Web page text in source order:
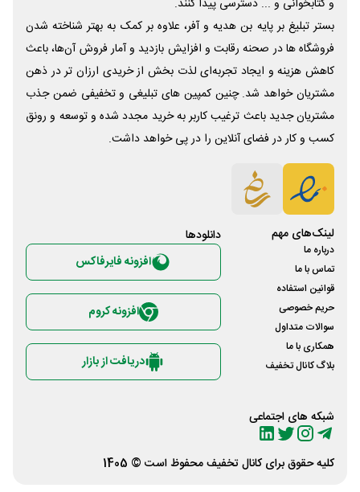
و کتابخوانی و ... دسترسی پیدا کنند.
بستر تبلیغ بر پایه بن هدیه و آفر، علاوه بر کمک به بهتر شناخته شدن
فروشگاه ها در صحنه رقابت و افزایش بازدید و آمار فروش آن‌ها، باعث
کاهش هزینه و ایجاد تجربه‌ای لذت بخش از خریدی ارزان تر در ذهن
مشتریان خواهد شد. چنین کمپین های تبلیغی و تخفیفی ضمن جذب
مشتریان جدید باعث ترغیب کاربر به خرید مجدد شده و توسعه و رونق
کسب و کار در فضای آنلاین را در پی خواهد داشت.
لینک‌های مهم
درباره ما
تماس با ما
قوانین استفاده
حریم خصوصی
سوالات متداول
همکاری با ما
بلاگ کانال تخفیف
شبکه های اجتماعی
دانلود‌ها
افزونه فایرفاکس
افزونه کروم
دریافت از بازار
کلیه حقوق برای کانال تخفیفمحفوظ است © 1405